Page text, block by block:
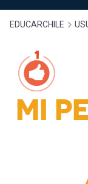
Menú
entrar
Expand
Gestión
curricular
Expand
Comunidad
Expand
Exploración
de
EDUCARCHILE
MI